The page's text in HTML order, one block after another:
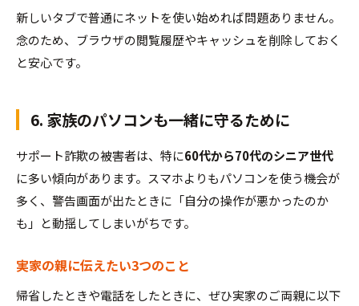
新しいタブで普通にネットを使い始めれば問題ありません。
念のため、ブラウザの閲覧履歴やキャッシュを削除しておく
と安心です。
6. 家族のパソコンも一緒に守るために
サポート詐欺の被害者は、特に60代から70代のシニア世代
に多い傾向があります。スマホよりもパソコンを使う機会が
多く、警告画面が出たときに「自分の操作が悪かったのか
も」と動揺してしまいがちです。
実家の親に伝えたい3つのこと
帰省したときや電話をしたときに、ぜひ実家のご両親に以下